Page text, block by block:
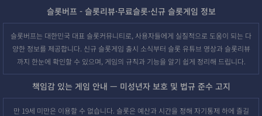
슬롯버프 - 슬롯리뷰·무료슬롯·신규 슬롯게임 정보
슬롯버프는 대한민국 대표 슬롯커뮤니티로, 사용자들에게 실질적으로 도움이 되는 다
양한 정보를 제공합니다. 신규 슬롯게임 출시 소식부터 슬롯 유튜브 영상과 슬롯리뷰
까지 한눈에 확인할 수 있으며, 게임의 규칙과 기능을 알기 쉽게 정리해 드립니다.
책임감 있는 게임 안내 — 미성년자 보호 및 법규 준수 고지
만 19세 미만은 이용할 수 없습니다. 슬롯은 예산과 시간을 정해 자기통제 하에 즐길